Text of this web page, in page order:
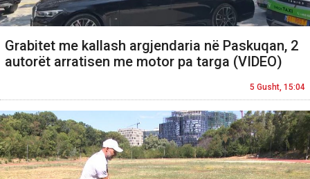
Grabitet me kallash argjendaria në Paskuqan, 2
autorët arratisen me motor pa targa (VIDEO)
5 Gusht, 15:04